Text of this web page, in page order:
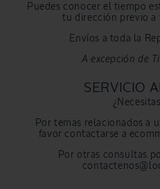
Puedes conocer el tiempo
tu dirección previo a
Envíos a toda la
A excepción de
SERVICIO
Por temas relacionados a
favor contactarse a
Por otras consultas